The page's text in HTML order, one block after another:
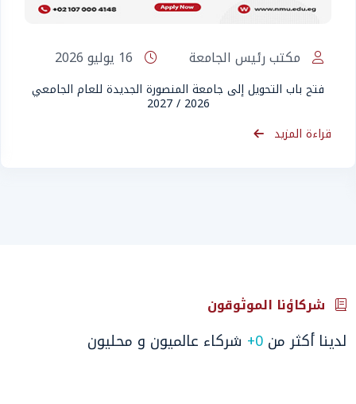
مكتب رئيس الجامعة
فتح باب التحويل إلى جامعة المنصورة الجديدة للعام الجامعي
2026 / 2027
قراءة المزيد
شركاؤنا الموثوقون
لدينا أكثر من 0
+ شركاء عالميون و محليون